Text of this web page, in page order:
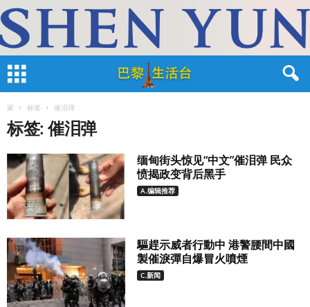
家 标签 催泪弹
标签: 催泪弹
缅甸街头惊见“中文”催泪弹 民众
愤揭政变背后黑手
A.编辑推荐
驅趕示威者行動中 港警腰間中國
製催淚彈自爆冒火噴煙
C.新闻